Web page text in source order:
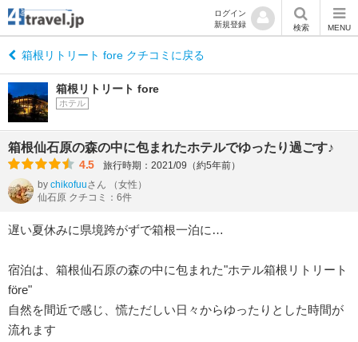
ログイン
新規登録
検索 MENU
箱根リトリート fore クチコミに戻る
箱根リトリート fore
ホテル
箱根仙石原の森の中に包まれたホテルでゆったり過ごす♪
4.5
旅行時期：2021/09（約5年前）
by chikofuuさん
（女性）
仙石原 クチコミ：6件
遅い夏休みに県境跨がずで箱根一泊に…
宿泊は、箱根仙石原の森の中に包まれた"ホテル箱根リトリート
före"
自然を間近で感じ、慌ただしい日々からゆったりとした時間が
流れます